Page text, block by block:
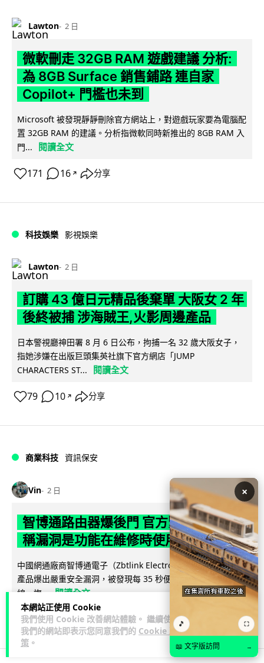
本網站正使用 Cookie
我們使用 Cookie 改善網站體驗。 繼續使用
我們的網站即表示您同意我們的 Cookie 政
策 。
Lawton 2 日
微軟刪走 32GB RAM 遊戲建議 分析:
為 8GB Surface 銷售鋪路 連自家
Copilot+ 門檻也未到
Microsoft 被發現靜靜刪除官方網站上，對遊戲玩家要為電腦配
置 32GB RAM 的建議。分析指微軟同時新推出的 8GB RAM 入
門...
閱讀全文
171 16 ↗ 分享
科技娛樂 影視娛樂
Lawton 2 日
訂購 43 億日元精品後棄單 大阪女 2 年
後終被捕 涉海賊王,火影周邊產品
日本警視廳神田署 8 月 6 日公布，拘捕一名 32 歲大阪女子，
指她涉嫌在出版巨頭集英社旗下官方網店「JUMP
CHARACTERS ST...
閱讀全文
79 10 ↗ 分享
商業科技 資訊保安
Vin 2 日
智博通路由器爆後門 官方緊急下架止血
稱漏洞是功能在維修時使用
中國網通廠商智博通電子（Zbtlink Electronics）旗下的路由器
產品爆出嚴重安全漏洞，被發現每 35 秒便會與中國伺服器連
線，旗... 閱讀全文
380 86 ↗ 分享
×
🎵 ⛶
📖 文字版訪問 →